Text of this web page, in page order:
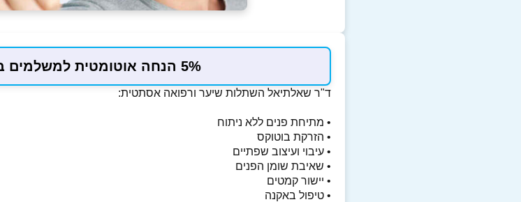
5% הנחה אוטומטית למשלמים בכרטיס המועדון
ד"ר שאלתיאל השתלות שיער ורפואה אסתטית:
• מתיחת פנים ללא ניתוח
• הזרקת בוטוקס
• עיבוי ועיצוב שפתיים
• שאיבת שומן הפנים
• יישור קמטים
• טיפול באקנה